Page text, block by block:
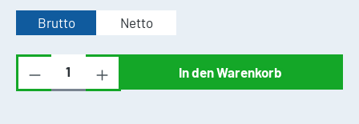
Brutto Netto
Produkt Anzahl: Gib den gewünschten
In den Warenkorb